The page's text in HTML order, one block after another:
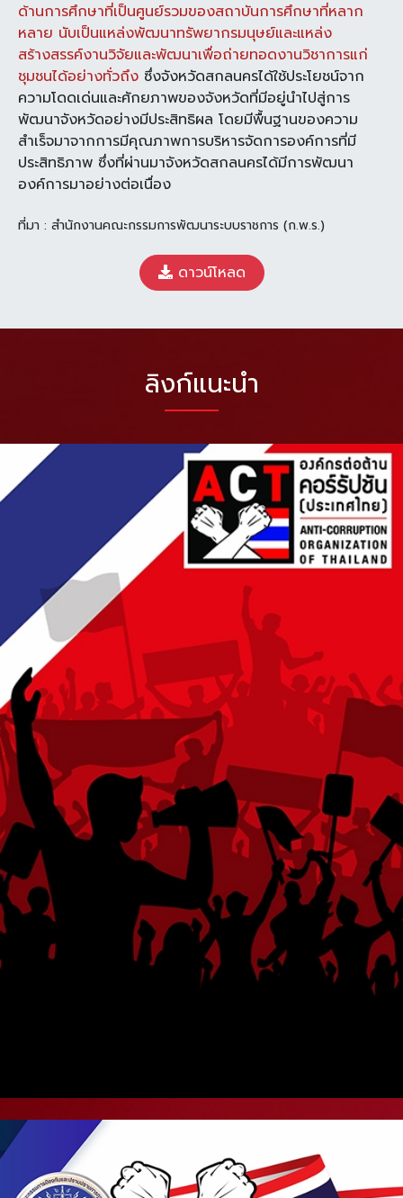
ด้านการศึกษาที่เป็นศูนย์รวมของสถาบันการศึกษาที่หลาก
หลาย นับเป็นแหล่งพัฒนาทรัพยากรมนุษย์และแหล่ง
สร้างสรรค์งานวิจัยและพัฒนาเพื่อถ่ายทอดงานวิชาการแก่
ชุมชนได้อย่างทั่วถึง ซึ่งจังหวัดสกลนครได้ใช้ประโยชน์จาก
ความโดดเด่นและศักยภาพของจังหวัดที่มีอยู่นำไปสู่การ
พัฒนาจังหวัดอย่างมีประสิทธิผล โดยมีพื้นฐานของความ
สำเร็จมาจากการมีคุณภาพการบริหารจัดการองค์การที่มี
ประสิทธิภาพ ซึ่งที่ผ่านมาจังหวัดสกลนครได้มีการพัฒนา
องค์การมาอย่างต่อเนื่อง
ที่มา : สำนักงานคณะกรรมการพัฒนาระบบราชการ (ก.พ.ร.)
ดาวน์โหลด
ลิงก์แนะนำ